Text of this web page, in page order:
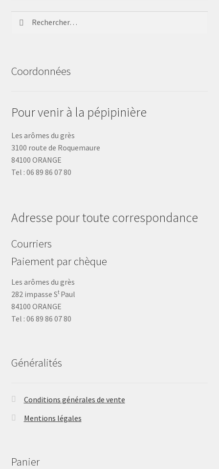
Coordonnées
Pour venir à la pépipinière
Les arômes du grès
3100 route de Roquemaure
84100 ORANGE
Tel : 06 89 86 07 80
Adresse pour toute correspondance
Courriers
Paiement par chèque
Les arômes du grès
282 impasse St Paul
84100 ORANGE
Tel : 06 89 86 07 80
Généralités
Conditions générales de vente
Mentions légales
Panier